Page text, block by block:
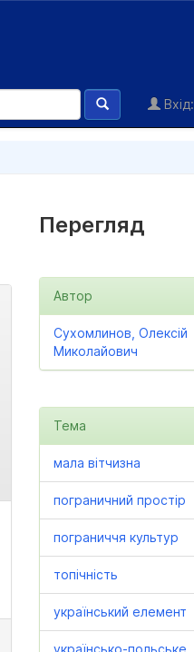
Вхід:
Перегляд
Автор
Сухомлинов, Олексій
Миколайович
Тема
мала вітчизна
пограничний простір
пограниччя культур
топічність
український елемент
українсько-польське